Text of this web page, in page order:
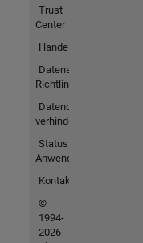
Trust
Center
Handelsmarken
Datenschutz-
Richtlinien
Datendiebstahl
verhindern
Status von
Anwendungen
Kontakt
©
1994-
2026